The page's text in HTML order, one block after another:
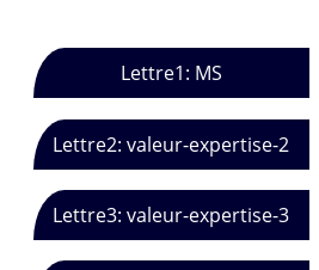
Lettre1: MS
Lettre2: valeur-expertise-2
Lettre3: valeur-expertise-3